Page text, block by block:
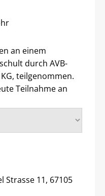
an einem
durch AVB-
teilgenommen.
Teilnahme an
Strasse 11, 67105